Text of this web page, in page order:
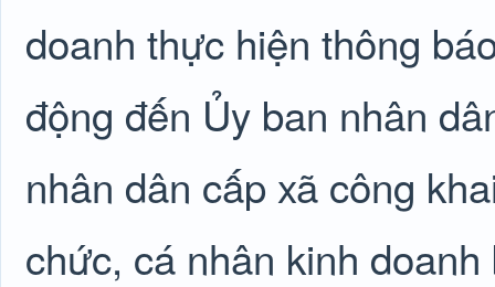
doanh thực hiện thông
động đến Ủy ban nhân
nhân dân cấp xã công
chức, cá nhân kinh